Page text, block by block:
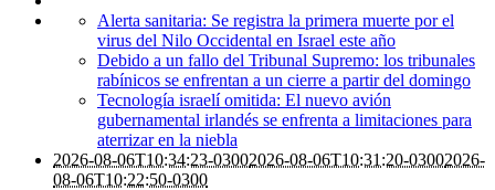
Alerta sanitaria: Se registra la primera muerte por el
virus del Nilo Occidental en Israel este año
Debido a un fallo del Tribunal Supremo: los tribunales
rabínicos se enfrentan a un cierre a partir del domingo
Tecnología israelí omitida: El nuevo avión
gubernamental irlandés se enfrenta a limitaciones para
aterrizar en la niebla
2026-08-06T10:34:23-03002026-08-06T10:31:20-03002026-
08-06T10:22:50-0300